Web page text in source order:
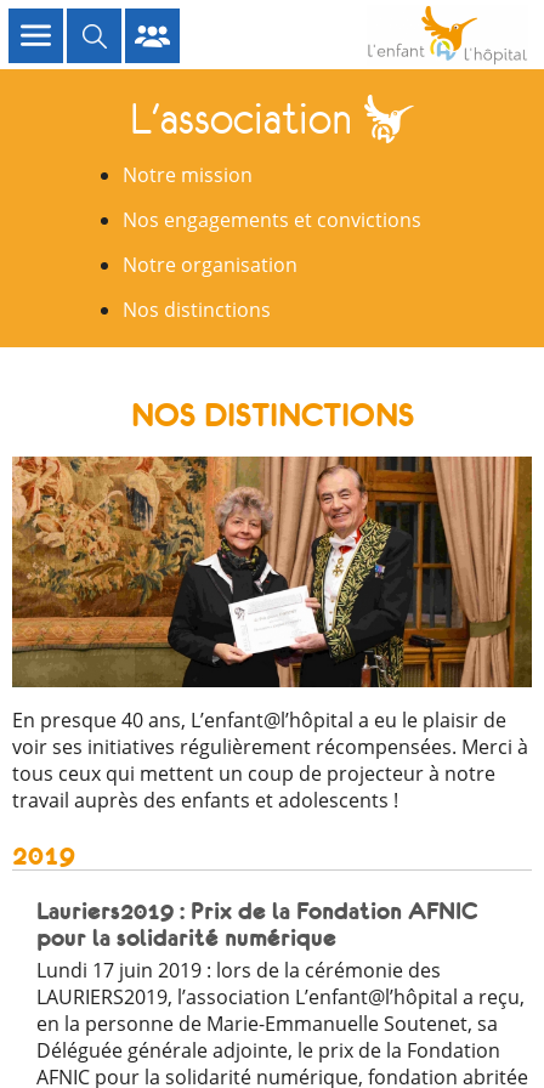
L'association
Notre mission
Nos engagements et convictions
Notre organisation
Nos distinctions
NOS DISTINCTIONS
En presque 40 ans, L’enfant@l’hôpital a eu le plaisir de
voir ses initiatives régulièrement récompensées. Merci à
tous ceux qui mettent un coup de projecteur à notre
travail auprès des enfants et adolescents !
2019
Lauriers2019 : Prix de la Fondation AFNIC
pour la solidarité numérique
Lundi 17 juin 2019 : lors de la cérémonie des
LAURIERS2019, l’association L’enfant@l’hôpital a reçu,
en la personne de Marie-Emmanuelle Soutenet, sa
Déléguée générale adjointe, le prix de la Fondation
AFNIC pour la solidarité numérique, fondation abritée